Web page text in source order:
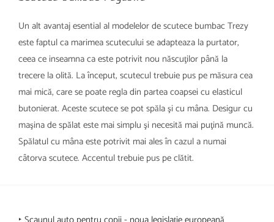
Un alt avantaj esential al modelelor de scutece bumbac Trezy
este faptul ca marimea scutecului se adapteaza la purtator,
ceea ce inseamna ca este potrivit nou născuţilor până la
trecere la olită. La început, scutecul trebuie pus pe măsura cea
mai mică, care se poate regla din partea coapsei cu elasticul
butonierat. Aceste scutece se pot spăla şi cu mâna. Desigur cu
maşina de spălat este mai simplu şi necesită mai puţină muncă.
Spălatul cu mâna este potrivit mai ales în cazul a numai
câtorva scutece. Accentul trebuie pus pe clătit.